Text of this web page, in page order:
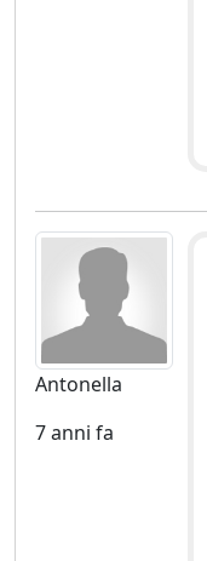
Antonella
7 anni fa